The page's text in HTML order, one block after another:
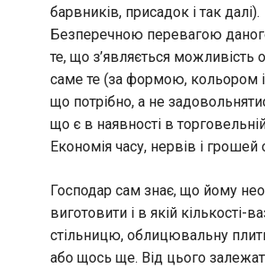
барвників, присадок і так далі).
Безперечною перевагою
те, що з’являється можливість
саме те (за формою, кольором і
що потрібно, а не
що є в наявності в
Економія часу, нервів і грошей
Господар сам знає, що йому
виготовити і в якій кількості-
стільницю, облицювальну
або щось ще. Від цього